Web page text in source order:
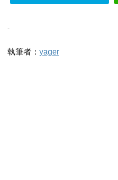
-
執筆者： yager